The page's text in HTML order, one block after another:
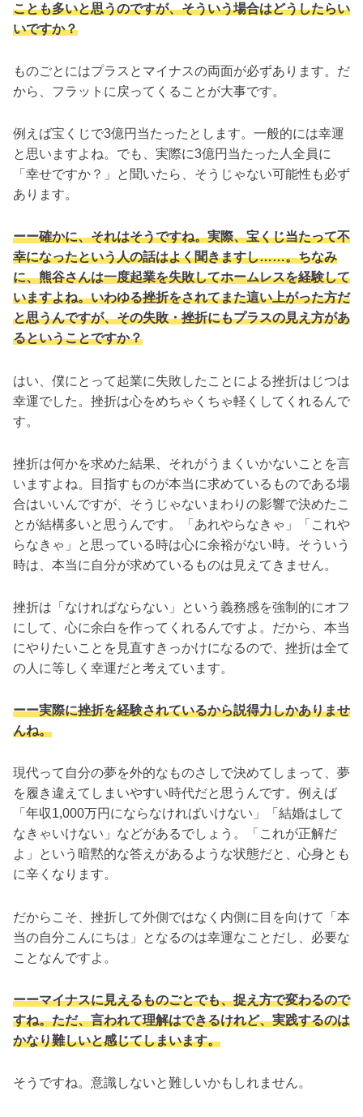
ことも多いと思うのですが、そういう場合はどうしたらい
いですか？
ものごとにはプラスとマイナスの両面が必ずあります。だ
から、フラットに戻ってくることが大事です。
例えば宝くじで3億円当たったとします。一般的には幸運
と思いますよね。でも、実際に3億円当たった人全員に
「幸せですか？」と聞いたら、そうじゃない可能性も必ず
あります。
ーー確かに、それはそうですね。実際、宝くじ当たって不
幸になったという人の話はよく聞きますし……。ちなみ
に、熊谷さんは一度起業を失敗してホームレスを経験して
いますよね。いわゆる挫折をされてまた這い上がった方だ
と思うんですが、その失敗・挫折にもプラスの見え方があ
るということですか？
はい、僕にとって起業に失敗したことによる挫折はじつは
幸運でした。 挫折は心をめちゃくちゃ軽くしてくれる んで
す。
挫折は何かを求めた結果、それがうまくいかないことを言
いますよね。目指すものが本当に求めているものである場
合はいいんですが、そうじゃないまわりの影響で決めたこ
とが結構多いと思うんです。「あれやらなきゃ」「これや
らなきゃ」と思っている時は心に余裕がない時。そういう
時は、本当に自分が求めているものは見えてきません。
挫折は「なければならない」という義務感を強制的にオフ
にして、心に余白を作ってくれる んですよ。だから、本当
にやりたいことを見直すきっかけになるので、挫折は全て
の人に等しく幸運だと考えています。
ーー実際に挫折を経験されているから説得力しかありませ
んね。
現代って自分の夢を外的なものさしで決めてしまって、夢
を履き違えてしまいやすい時代だと思うんです。例えば
「年収1,000万円にならなければいけない」「結婚はして
なきゃいけない」などがあるでしょう。「これが正解だ
よ」という暗黙的な答えがあるような状態だと、心身とも
に辛くなります。
だからこそ、挫折して外側ではなく内側に目を向けて「本
当の自分こんにちは」となるのは幸運なことだし、必要な
ことなんですよ。
ーーマイナスに見えるものごとでも、捉え方で変わるので
すね。ただ、言われて理解はできるけれど、実践するのは
かなり難しいと感じてしまいます。
そうですね。意識しないと難しいかもしれません。